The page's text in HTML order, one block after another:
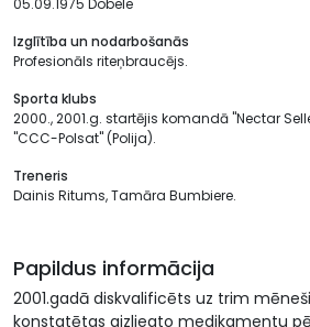
05.09.1975 Dobele
Izglītība un nodarbošanās
Profesionāls riteņbraucējs.
Sporta klubs
2000., 2001.g. startējis komandā "Nectar
"CCC-Polsat" (Polija).
Treneris
Dainis Ritums, Tamāra Bumbiere.
Papildus informācija
2001.gadā diskvalificēts uz trim
konstatētas aizliegto medikamentu